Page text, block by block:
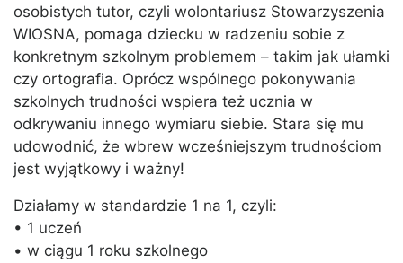
osobistych tutor, czyli wolontariusz Stowarzyszenia
WIOSNA, pomaga dziecku w radzeniu sobie z
konkretnym szkolnym problemem – takim jak ułamki
czy ortografia. Oprócz wspólnego pokonywania
szkolnych trudności wspiera też ucznia w
odkrywaniu innego wymiaru siebie. Stara się mu
udowodnić, że wbrew wcześniejszym trudnościom
jest wyjątkowy i ważny!
Działamy w standardzie 1 na 1, czyli:
• 1 uczeń
• w ciągu 1 roku szkolnego